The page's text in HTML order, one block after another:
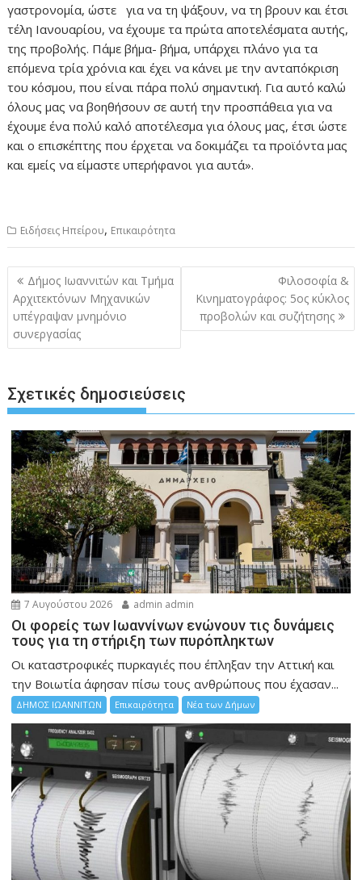
γαστρονομία, ώστε για να τη ψάξουν, να τη βρουν και έτσι
τέλη Ιανουαρίου, να έχουμε τα πρώτα αποτελέσματα αυτής,
της προβολής. Πάμε βήμα- βήμα, υπάρχει πλάνο για τα
επόμενα τρία χρόνια και έχει να κάνει με την ανταπόκριση
του κόσμου, που είναι πάρα πολύ σημαντική. Για αυτό καλώ
όλους μας να βοηθήσουν σε αυτή την προσπάθεια για να
έχουμε ένα πολύ καλό αποτέλεσμα για όλους μας, έτσι ώστε
και ο επισκέπτης που έρχεται να δοκιμάζει τα προϊόντα μας
και εμείς να είμαστε υπερήφανοι για αυτά».
Ειδήσεις Ηπείρου, Επικαιρότητα
Πλοήγηση
άρθρων
Δήμος Ιωαννιτών και Τμήμα
Αρχιτεκτόνων Μηχανικών
υπέγραψαν μνημόνιο
συνεργασίας
Φιλοσοφία &
Κινηματογράφος: 5ος κύκλος
προβολών και συζήτησης
Σχετικές δημοσιεύσεις
7 Αυγούστου 2026 admin admin
Οι φορείς των Ιωαννίνων ενώνουν τις δυνάμεις
τους για τη στήριξη των πυρόπληκτων
Οι καταστροφικές πυρκαγιές που έπληξαν την Αττική και
την Bοιωτία άφησαν πίσω τους ανθρώπους που έχασαν...
ΔΗΜΟΣ ΙΩΑΝΝΙΤΩΝ Επικαιρότητα Νέα των Δήμων